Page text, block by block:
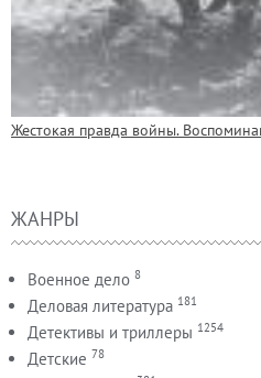
Жестокая правда войны.
ЖАНРЫ
Военное дело 8
Деловая литература 181
Детективы и триллеры 1254
Детские 78